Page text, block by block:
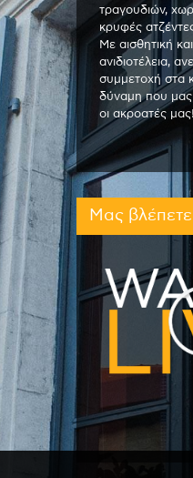
τραγουδιών,
κρυφές
Με αισθητική
ανιδιοτέλεια,
συμμετοχή στα
δύναμη που
οι ακροατές μας!
Μας